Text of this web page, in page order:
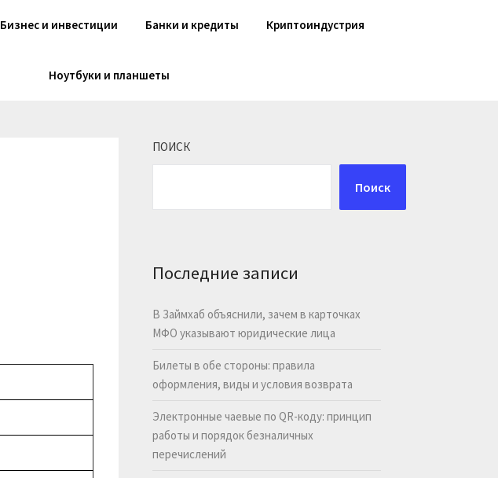
Бизнес и инвестиции Банки и кредиты Криптоиндустрия
Ноутбуки и планшеты
ПОИСК
Поиск
Последние записи
В Займхаб объяснили, зачем в карточках
МФО указывают юридические лица
Билеты в обе стороны: правила
оформления, виды и условия возврата
Электронные чаевые по QR-коду: принцип
работы и порядок безналичных
перечислений